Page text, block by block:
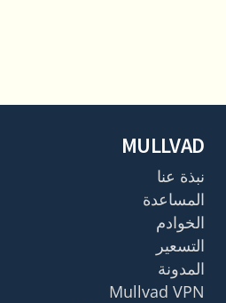
MULLVAD
نبذة عنا
المساعدة
الخوادم
التسعير
المدونة
Mullvad VPN